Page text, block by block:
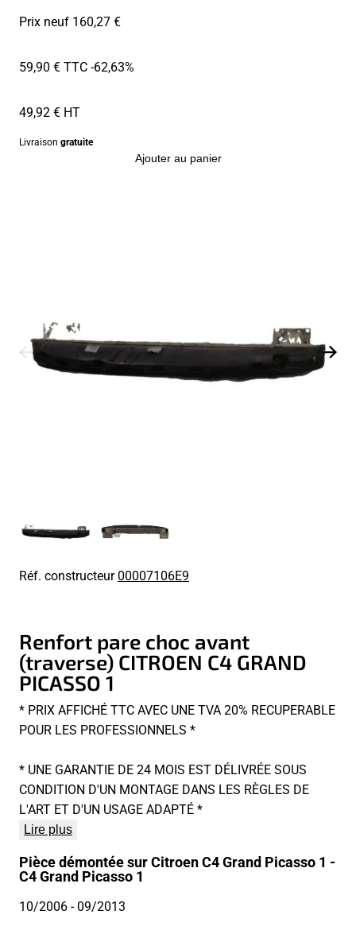
Prix neuf 160,27 €
59,90 € TTC-62,63%
49,92 € HT
Livraison gratuite
Ajouter au panier
Réf. constructeur00007106E9
Renfort pare choc avant
(traverse) CITROEN C4 GRAND
PICASSO 1
* PRIX AFFICHÉ TTC AVEC UNE TVA 20% RECUPERABLE
POUR LES PROFESSIONNELS *
* UNE GARANTIE DE 24 MOIS EST DÉLIVRÉE SOUS
CONDITION D'UN MONTAGE DANS LES RÈGLES DE
L'ART ET D'UN USAGE ADAPTÉ *
Lire plus
Pièce démontée sur Citroen C4 Grand Picasso 1 -
C4 Grand Picasso 1
10/2006- 09/2013